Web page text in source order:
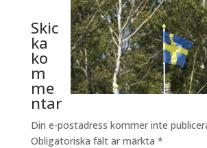
Skic
ka
ko
m
me
ntar
Din e-postadress kommer inte
Obligatoriska fält är märkta *